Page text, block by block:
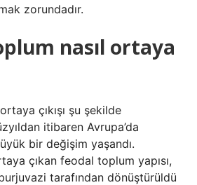
zorundadır.
nasıl ortaya
çıkışı şu şekilde
itibaren Avrupa’da
bir değişim yaşandı.
çıkan feodal toplum yapısı,
tarafından dönüştürüldü